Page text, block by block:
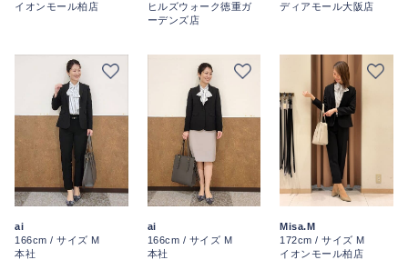
イオンモール柏店
ヒルズウォーク徳重ガ
ーデンズ店
ディアモール大阪店
ai
166cm / サイズ M
本社
ai
166cm / サイズ M
本社
Misa.M
172cm / サイズ M
イオンモール柏店